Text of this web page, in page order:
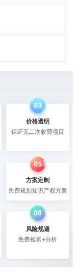
价格透明
保证无二次收费项目
方案定制
免费规划知识产权方案
风险规避
免费检索+分析